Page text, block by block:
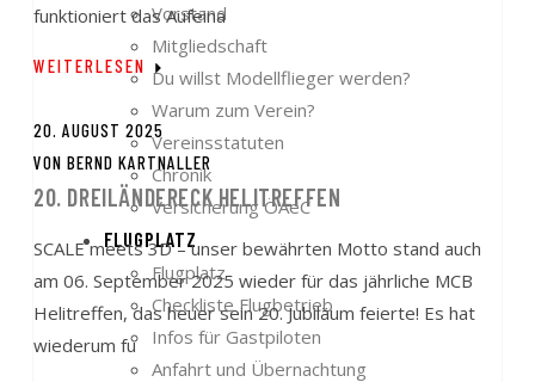
Vorstand
Mitgliedschaft
Du willst Modellflieger werden?
Warum zum Verein?
Vereinsstatuten
Chronik
Versicherung ÖAeC
FLUGPLATZ
Flugplatz
Checkliste Flugbetrieb
Infos für Gastpiloten
Anfahrt und Übernachtung
funktioniert das Aufeina
WEITERLESEN
20. AUGUST 2025
VON BERND KARTNALLER
20. DREILÄNDERECK HELITREFFEN
SCALE meets 3D – unser bewährten Motto stand auch
am 06. September 2025 wieder für das jährliche MCB
Helitreffen, das heuer sein 20. Jubiläum feierte! Es hat
wiederum fu